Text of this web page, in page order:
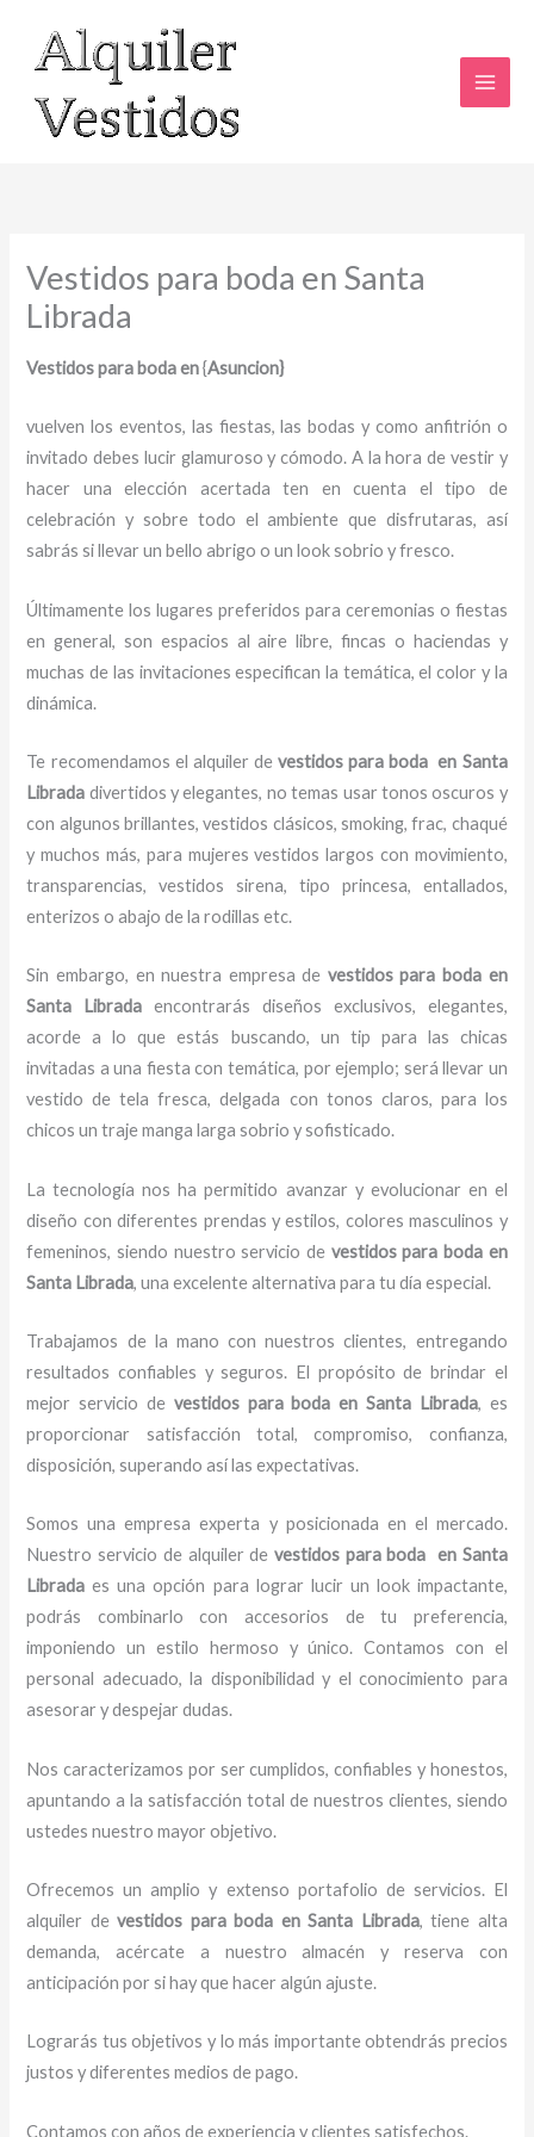
contenido
Vestidos para boda en Santa
Librada
Vestidos para boda en{Asuncion}
vuelven los eventos, las fiestas, las bodas y como anfitrión o
invitado debes lucir glamuroso y cómodo. A la hora de vestir y
hacer una elección acertada ten en cuenta el tipo de
celebración y sobre todo el ambiente que disfrutaras, así
sabrás si llevar un bello abrigo o un look sobrio y fresco.
Últimamente los lugares preferidos para ceremonias o fiestas
en general, son espacios al aire libre, fincas o haciendas y
muchas de las invitaciones especifican la temática, el color y la
dinámica.
Te recomendamos el alquiler de vestidos para boda en Santa
Librada divertidos y elegantes, no temas usar tonos oscuros y
con algunos brillantes, vestidos clásicos, smoking, frac, chaqué
y muchos más, para mujeres vestidos largos con movimiento,
transparencias, vestidos sirena, tipo princesa, entallados,
enterizos o abajo de la rodillas etc.
Sin embargo, en nuestra empresa de vestidos para boda en
Santa Libradaencontrarás diseños exclusivos, elegantes,
acorde a lo que estás buscando, un tip para las chicas
invitadas a una fiesta con temática, por ejemplo; será llevar un
vestido de tela fresca, delgada con tonos claros, para los
chicos un traje manga larga sobrio y sofisticado.
La tecnología nos ha permitido avanzar y evolucionar en el
diseño con diferentes prendas y estilos, colores masculinos y
femeninos, siendo nuestro servicio de vestidos para boda en
Santa Librada, una excelente alternativa para tu día especial.
Trabajamos de la mano con nuestros clientes, entregando
resultados confiables y seguros. El propósito de brindar el
mejor servicio de vestidos para boda en Santa Librada, es
proporcionar satisfacción total, compromiso, confianza,
disposición, superando así las expectativas.
Somos una empresa experta y posicionada en el mercado.
Nuestro servicio de alquiler de vestidos para boda en Santa
Libradaes una opción para lograr lucir un look impactante,
podrás combinarlo con accesorios de tu preferencia,
imponiendo un estilo hermoso y único.Contamos con el
personal adecuado, la disponibilidad y el conocimiento para
asesorar y despejar dudas.
Nos caracterizamos por ser cumplidos, confiables y honestos,
apuntando a la satisfacción total de nuestros clientes, siendo
ustedes nuestro mayor objetivo.
Ofrecemos un amplio y extenso portafolio de servicios. El
alquiler devestidos para boda en Santa Librada, tiene alta
demanda, acércate a nuestro almacén y reserva con
anticipación por si hay que hacer algún ajuste.
Lograrás tus objetivos y lo más importante obtendrás precios
justos y diferentes medios de pago.
Contamos con años de experiencia y clientes satisfechos.